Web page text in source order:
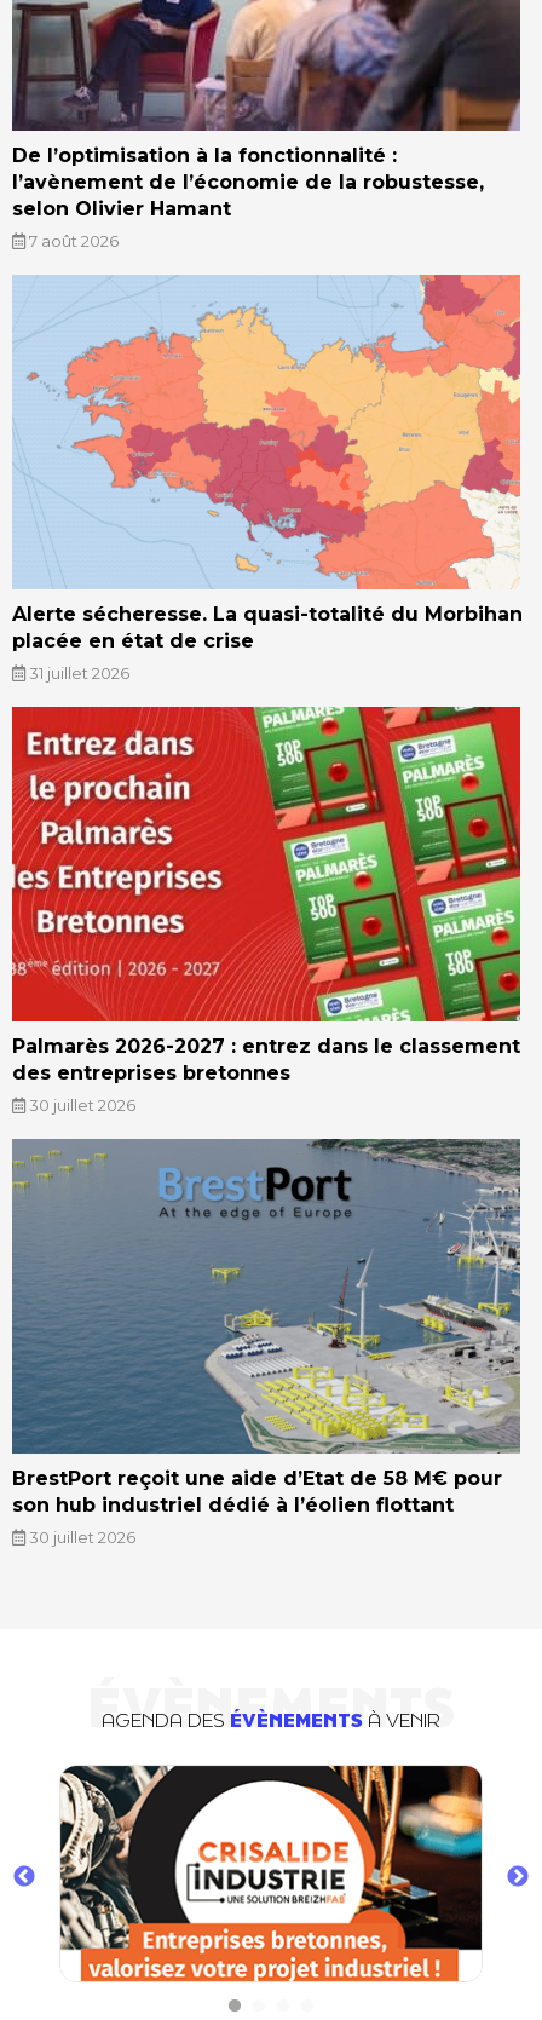
De l’optimisation à la fonctionnalité :
l’avènement de l’économie de la robustesse,
selon Olivier Hamant
7 août 2026
Alerte sécheresse. La quasi-totalité du Morbihan
placée en état de crise
31 juillet 2026
Palmarès 2026-2027 : entrez dans le classement
des entreprises bretonnes
30 juillet 2026
BrestPort reçoit une aide d’Etat de 58 M€ pour
son hub industriel dédié à l’éolien flottant
30 juillet 2026
ÉVÈNEMENTS
AGENDA DES ÉVÈNEMENTS À VENIR